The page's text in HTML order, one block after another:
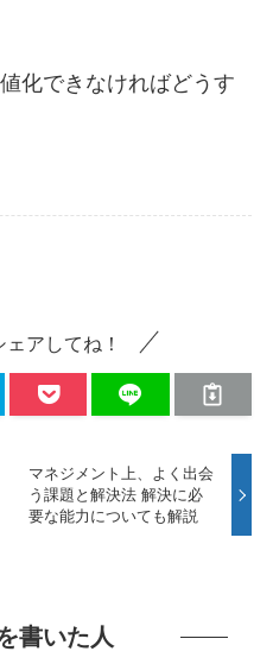
化できなければどうす
アしてね！
マネジメント上、よく出会
う課題と解決法 解決に必
要な能力についても解説
書いた人